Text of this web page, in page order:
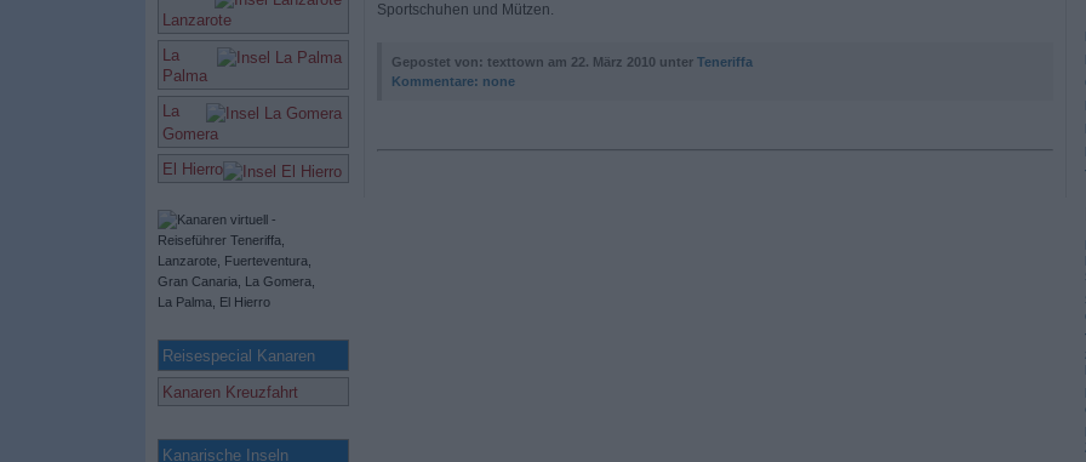
Lanzarote
La
Palma
La
Gomera
El Hierro
Reisespecial Kanaren
Kanaren Kreuzfahrt
Kanarische Inseln
Sportschuhen und Mützen.
Gepostet von: texttown am 22. März 2010 unter Teneriffa
Kommentare: none